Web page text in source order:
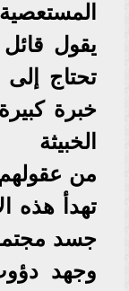
يقول
تحتاج
خبرة
الخبيثة
من
تهدأ هذه
جسد
وجهد